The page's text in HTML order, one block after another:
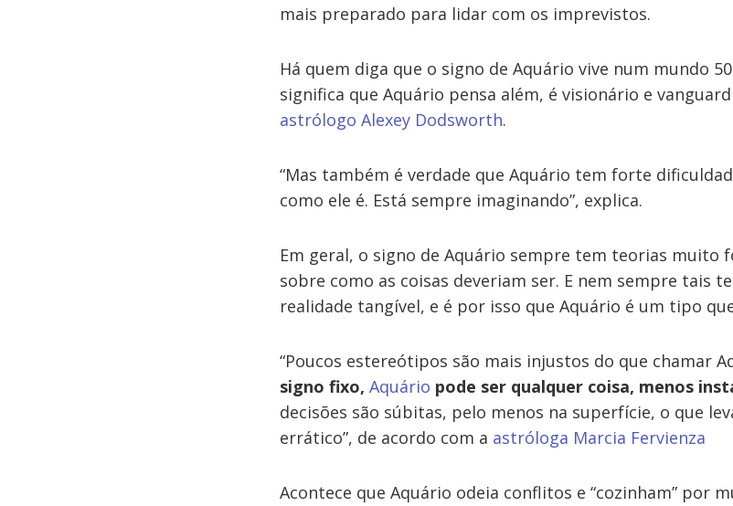
mais preparado para lidar com os imprevistos.
Há quem diga que o signo de Aquário vive num mundo
significa que Aquário pensa além, é visionário e
astrólogo Alexey Dodsworth.
“Mas também é verdade que Aquário tem forte
como ele é. Está sempre imaginando”, explica.
Em geral, o signo de Aquário sempre tem teorias muito
sobre como as coisas deveriam ser. E nem sempre tais
realidade tangível, e é por isso que Aquário é um tipo
“Poucos estereótipos são mais injustos do que chamar
signo fixo, Aquário pode ser qualquer coisa, menos
decisões são súbitas, pelo menos na superfície, o que
errático”, de acordo com a astróloga Marcia Fervienza
Acontece que Aquário odeia conflitos e “cozinham” por